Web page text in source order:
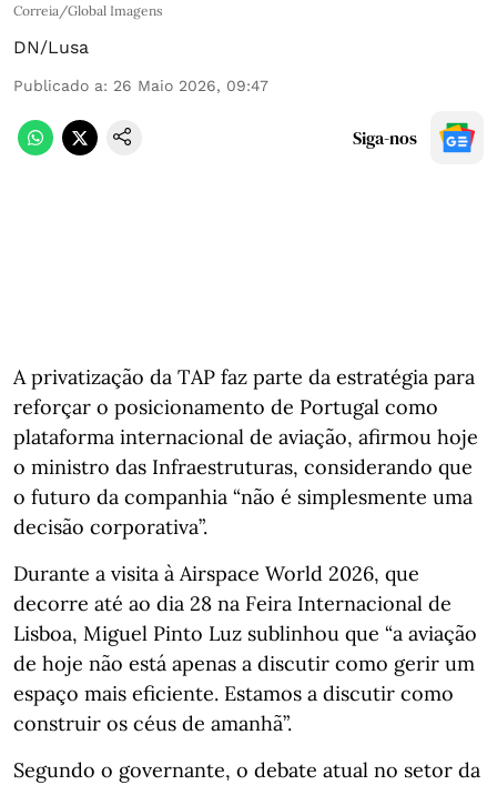
Correia/Global Imagens
DN/Lusa
Publicado a: 26 Maio 2026, 09:47
Siga-nos
A privatização da TAP faz parte da estratégia para
reforçar o posicionamento de Portugal como
plataforma internacional de aviação, afirmou hoje
o ministro das Infraestruturas, considerando que
o futuro da companhia “não é simplesmente uma
decisão corporativa”.
Durante a visita à Airspace World 2026, que
decorre até ao dia 28 na Feira Internacional de
Lisboa, Miguel Pinto Luz sublinhou que “a aviação
de hoje não está apenas a discutir como gerir um
espaço mais eficiente. Estamos a discutir como
construir os céus de amanhã”.
Segundo o governante, o debate atual no setor da